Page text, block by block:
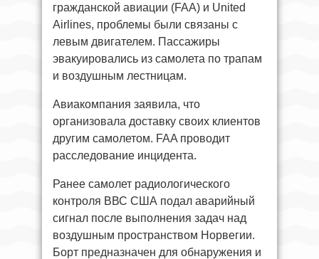
гражданской авиации (FAA) и United
Airlines, проблемы были связаны с
левым двигателем. Пассажиры
эвакуировались из самолета по трапам
и воздушным лестницам.
Авиакомпания заявила, что
организовала доставку своих клиентов
другим самолетом. FAA проводит
расследование инцидента.
Ранее самолет радиологического
контроля ВВС США подал аварийный
сигнал после выполнения задач над
воздушным пространством Норвегии.
Борт предназначен для обнаружения и